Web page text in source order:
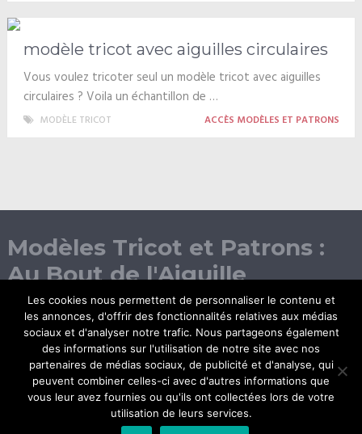
modèle tricot avec aiguilles circulaires
Vous voulez tricoter seul un modèle tricot avec aiguilles
circulaires ? Voila un échantillon de …
MODÈLE TRICOT ACCÈS MODÈLES ET PATRONS
Modèles Tricot et Patrons :
Au Bout de l'Aiguille
Inspiration tricot, modèles et patrons
Les cookies nous permettent de personnaliser le contenu et
les annonces, d'offrir des fonctionnalités relatives aux médias
sociaux et d'analyser notre trafic. Nous partageons également
des informations sur l'utilisation de notre site avec nos
partenaires de médias sociaux, de publicité et d'analyse, qui
peuvent combiner celles-ci avec d'autres informations que
vous leur avez fournies ou qu'ils ont collectées lors de votre
utilisation de leurs services.